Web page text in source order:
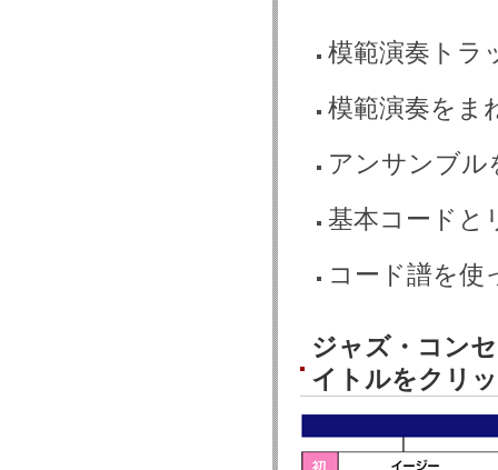
模範演奏トラ
模範演奏をま
アンサンブル
基本コードと
コード譜を使
ジャズ・コン
イトルをクリ